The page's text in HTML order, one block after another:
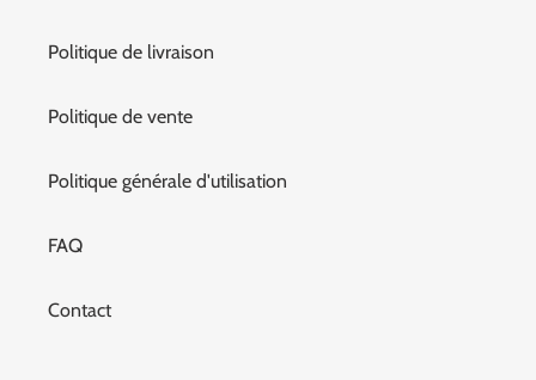
Politique de livraison
Politique de vente
Politique générale d'utilisation
FAQ
Contact